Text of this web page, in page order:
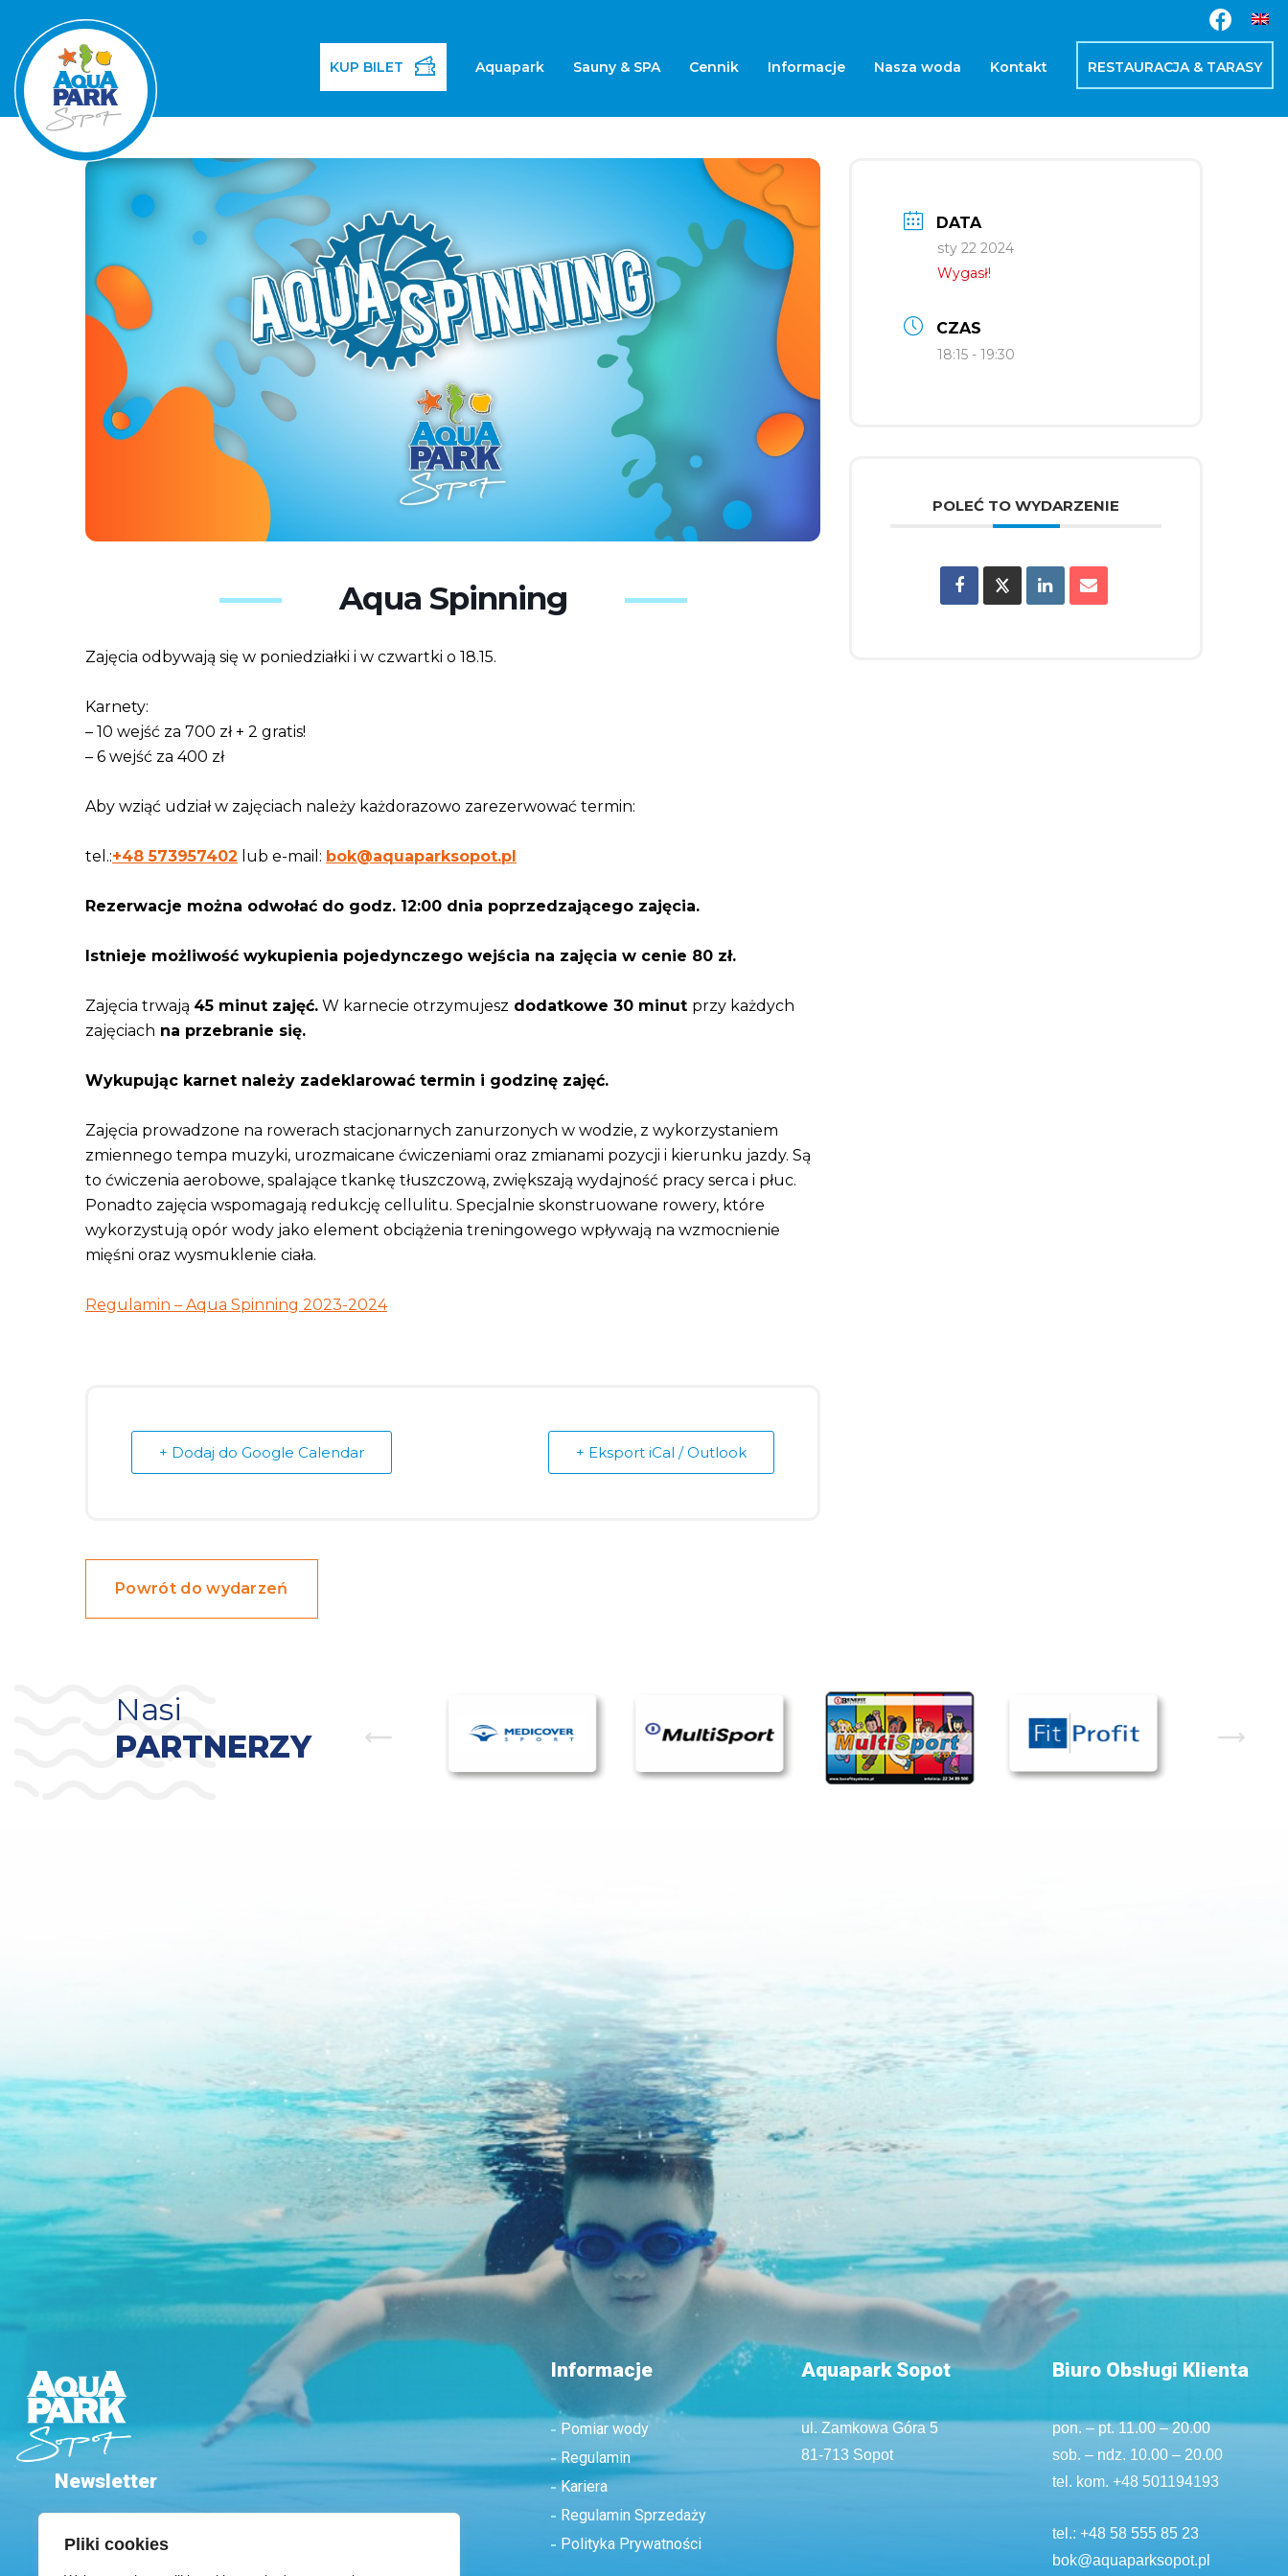
Pliki cookies
KUP BILET Aquapark Sauny & SPA Cennik Informacje Nasza woda Kontakt RESTAURACJA & TARASY
Aqua Spinning
Zajęcia odbywają się w poniedziałki i w czwartki o 18.15.
Karnety:
– 10 wejść za 700 zł + 2 gratis!
– 6 wejść za 400 zł
Aby wziąć udział w zajęciach należy każdorazowo zarezerwować termin:
tel.:+48 573957402 lub e-mail: bok@aquaparksopot.pl
Rezerwacje można odwołać do godz. 12:00 dnia poprzedzającego zajęcia.
Istnieje możliwość wykupienia pojedynczego wejścia na zajęcia w cenie 80 zł.
Zajęcia trwają 45 minut zajęć. W karnecie otrzymujesz dodatkowe 30 minut przy każdych
zajęciach na przebranie się.
Wykupując karnet należy zadeklarować termin i godzinę zajęć.
Zajęcia prowadzone na rowerach stacjonarnych zanurzonych w wodzie, z wykorzystaniem
zmiennego tempa muzyki, urozmaicane ćwiczeniami oraz zmianami pozycji i kierunku jazdy. Są
to ćwiczenia aerobowe, spalające tkankę tłuszczową, zwiększają wydajność pracy serca i płuc.
Ponadto zajęcia wspomagają redukcję cellulitu. Specjalnie skonstruowane rowery, które
wykorzystują opór wody jako element obciążenia treningowego wpływają na wzmocnienie
mięśni oraz wysmuklenie ciała.
Regulamin – Aqua Spinning 2023-2024
+ Dodaj do Google Calendar + Eksport iCal / Outlook
DATA
sty 22 2024
Wygasł!
CZAS
18:15 - 19:30
POLEĆ TO WYDARZENIE
Powrót do wydarzeń
Nasi
PARTNERZY
Newsletter
Informacje
Pomiar wody
Regulamin
Kariera
Regulamin Sprzedaży
Polityka Prywatności
Aquapark Sopot
ul. Zamkowa Góra 5
81-713 Sopot
Biuro Obsługi Klienta
pon. – pt. 11.00 – 20.00
sob. – ndz. 10.00 – 20.00
tel. kom. +48 501194193
tel.: +48 58 555 85 23
bok@aquaparksopot.pl